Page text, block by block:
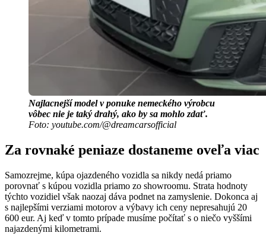
Najlacnejší model v ponuke nemeckého výrobcu
vôbec nie je taký drahý, ako by sa mohlo zdať.
Foto: youtube.com/@dreamcarsofficial
Za rovnaké peniaze dostaneme oveľa viac
Samozrejme, kúpa ojazdeného vozidla sa nikdy nedá priamo
porovnať s kúpou vozidla priamo zo showroomu. Strata hodnoty
týchto vozidiel však naozaj dáva podnet na zamyslenie. Dokonca aj
s najlepšími verziami motorov a výbavy ich ceny nepresahujú 20
600 eur. Aj keď v tomto prípade musíme počítať s o niečo vyššími
najazdenými kilometrami.